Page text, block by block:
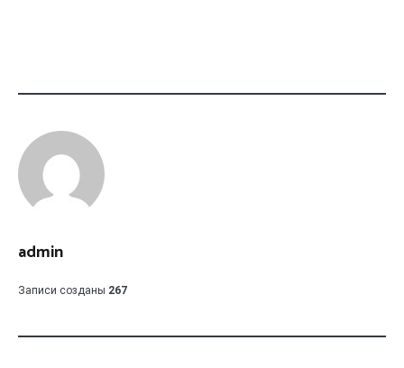
admin
Записи созданы 267